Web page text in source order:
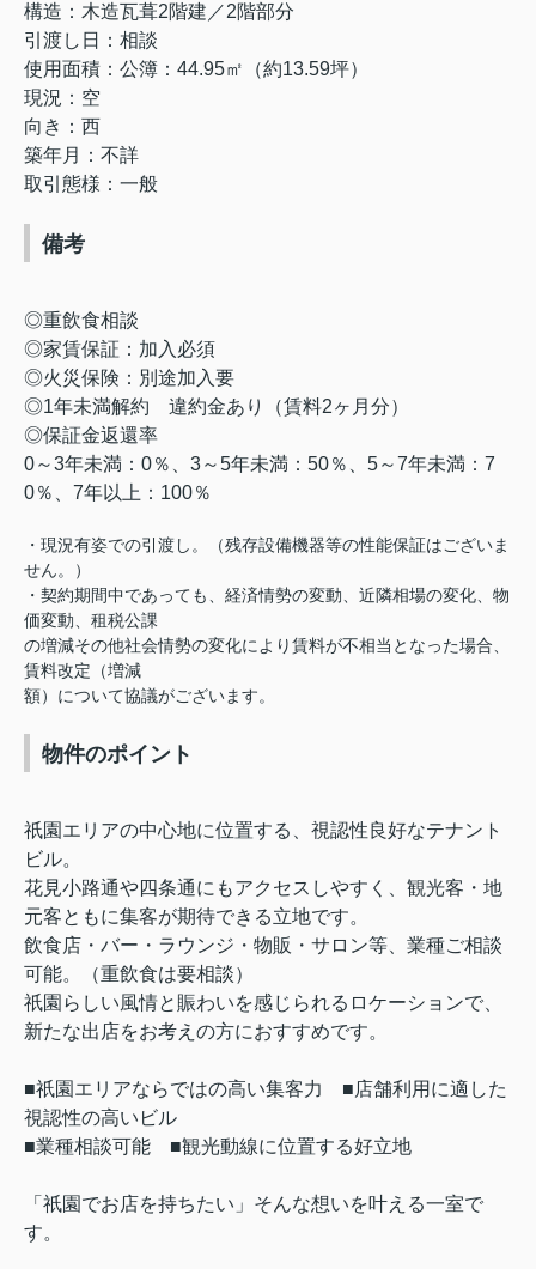
構造：木造瓦葺2階建／2階部分
引渡し日：相談
使用面積：公簿：44.95㎡（約13.59坪）
現況：空
向き：西
築年月：不詳
取引態様：一般
備考
◎重飲食相談
◎家賃保証：加入必須
◎火災保険：別途加入要
◎1年未満解約 違約金あり（賃料2ヶ月分）
◎保証金返還率
0～3年未満：0％、3～5年未満：50％、5～7年未満：7
0％、7年以上：100％
・現況有姿での引渡し。（残存設備機器等の性能保証はございま
せん。）
・契約期間中であっても、経済情勢の変動、近隣相場の変化、物
価変動、租税公課
の増減その他社会情勢の変化により賃料が不相当となった場合、
賃料改定（増減
額）について協議がございます。
物件のポイント
祇園エリアの中心地に位置する、視認性良好なテナント
ビル。
花見小路通や四条通にもアクセスしやすく、観光客・地
元客ともに集客が期待できる立地です。
飲食店・バー・ラウンジ・物販・サロン等、業種ご相談
可能。（重飲食は要相談）
祇園らしい風情と賑わいを感じられるロケーションで、
新たな出店をお考えの方におすすめです。
■祇園エリアならではの高い集客力 ■店舗利用に適した
視認性の高いビル
■業種相談可能 ■観光動線に位置する好立地
「祇園でお店を持ちたい」そんな想いを叶える一室で
す。